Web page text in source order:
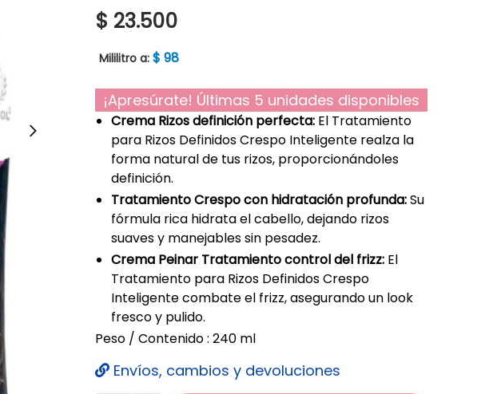
$ 23.500
Mililitro a: $ 98
¡Apresúrate! Últimas 5 unidades disponibles
Crema Rizos definición perfecta:El Tratamiento
para Rizos Definidos Crespo Inteligente realza la
forma natural de tus rizos, proporcionándoles
definición.
Tratamiento Crespo con hidratación profunda:Su
fórmula rica hidrata el cabello, dejando rizos
suaves y manejables sin pesadez.
Crema Peinar Tratamiento control del frizz:El
Tratamiento para Rizos Definidos Crespo
Inteligente combate el frizz, asegurando un look
fresco y pulido.
Peso / Contenido : 240 ml
Envíos, cambios y devoluciones